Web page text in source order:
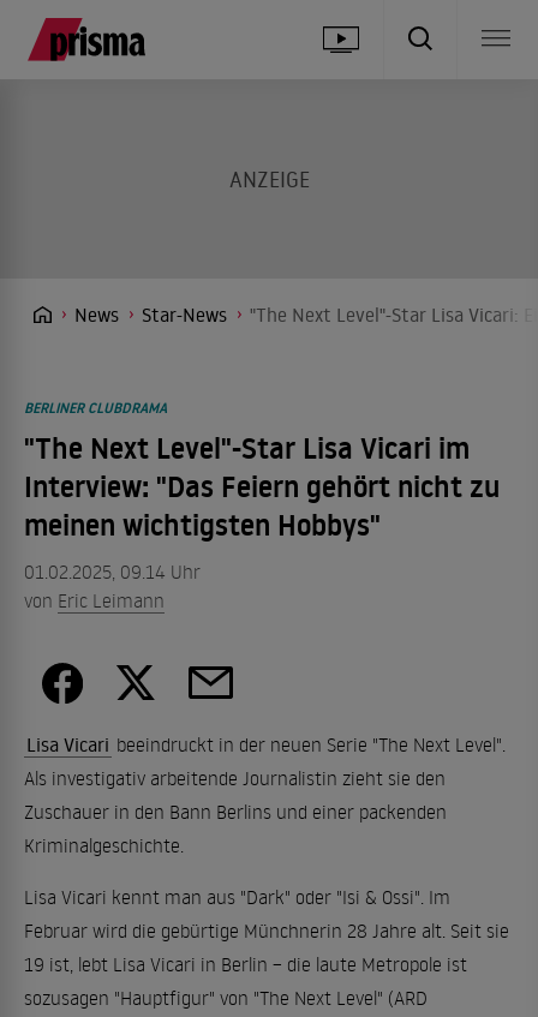
News Star-News "The Next Level"-Star Lisa Vicari:
BERLINER CLUBDRAMA
"The Next Level"-Star Lisa Vicari im
Interview: "Das Feiern gehört nicht zu
meinen wichtigsten Hobbys"
01.02.2025, 09.14 Uhr
von Eric Leimann
Lisa Vicari beeindruckt in der neuen Serie "The Next Level".
Als investigativ arbeitende Journalistin zieht sie den
Zuschauer in den Bann Berlins und einer packenden
Kriminalgeschichte.
Lisa Vicari kennt man aus "Dark" oder "Isi & Ossi". Im
Februar wird die gebürtige Münchnerin 28 Jahre alt. Seit sie
19 ist, lebt Lisa Vicari in Berlin – die laute Metropole ist
sozusagen "Hauptfigur" von "The Next Level" (ARD